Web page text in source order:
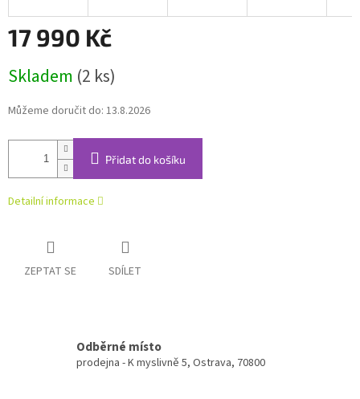
17 990 Kč
cena:
Skladem (2 ks)
Můžeme doručit do: 13.8.2026
Přidat do košíku
Detailní informace
ZEPTAT SE SDÍLET
Odběrné místo
prodejna - K myslivně 5, Ostrava, 70800